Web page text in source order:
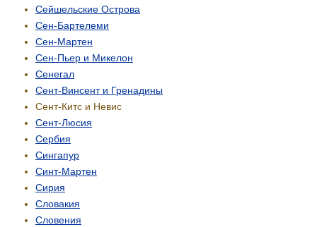
Сейшельские Острова
Сен-Бартелеми
Сен-Мартен
Сен-Пьер и Микелон
Сенегал
Сент-Винсент и Гренадины
Сент-Китс и Невис
Сент-Люсия
Сербия
Сингапур
Синт-Мартен
Сирия
Словакия
Словения